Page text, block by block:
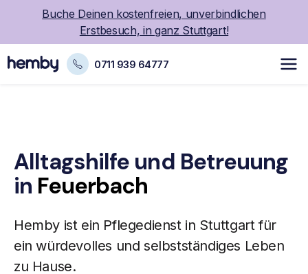
Buche Deinen kostenfreien, unverbindlichen
Erstbesuch, in ganz Stuttgart!
0711 939 64777
Alltagshilfe und Betreuung
in Feuerbach
Hemby ist ein Pflegedienst in Stuttgart für
ein würdevolles und selbstständiges Leben
zu Hause.